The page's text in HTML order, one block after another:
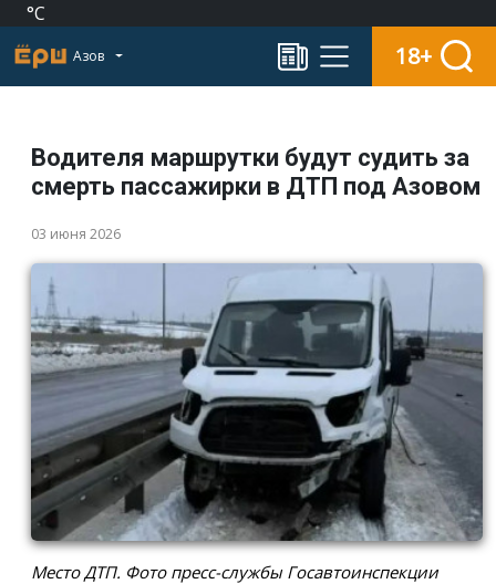
°C
Азов 18+
Водителя маршрутки будут судить за
смерть пассажирки в ДТП под Азовом
03 июня 2026
Место ДТП. Фото пресс-службы Госавтоинспекции